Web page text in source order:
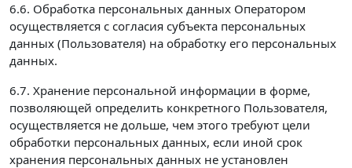
6.6. Обработка персональных данных Оператором
осуществляется с согласия субъекта персональных
данных (Пользователя) на обработку его персональных
данных.
6.7. Хранение персональной информации в форме,
позволяющей определить конкретного Пользователя,
осуществляется не дольше, чем этого требуют цели
обработки персональных данных, если иной срок
хранения персональных данных не установлен